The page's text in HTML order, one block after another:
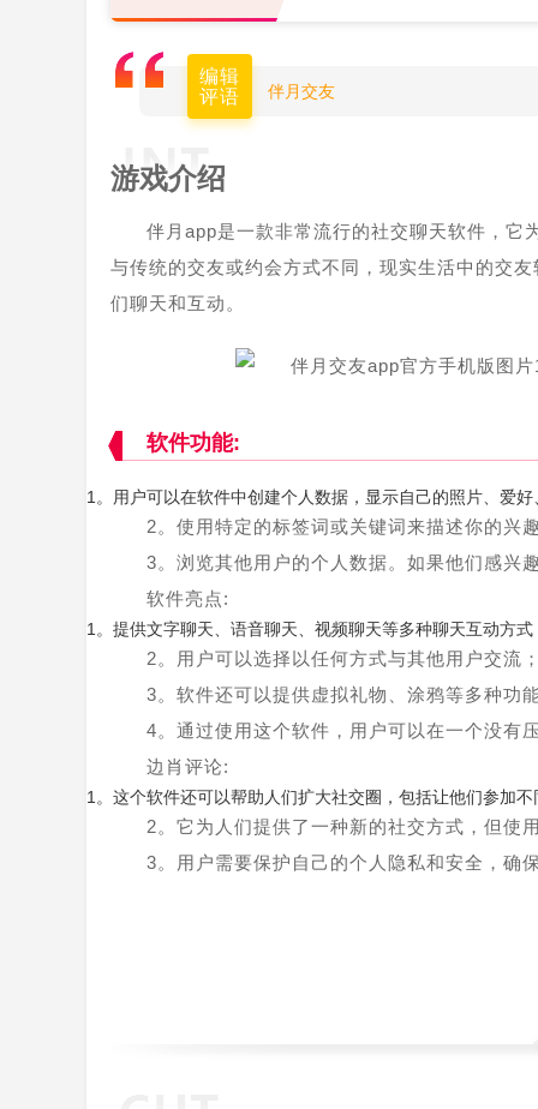
编辑
评语
伴月交友
游戏介绍
伴月app是一款非常流行的社交聊天软件，它
与传统的交友或约会方式不同，现实生活中的交
们聊天和互动。
软件功能:
1。用户可以在软件中创建个人数据，显示自己的照片、爱
2。使用特定的标签词或关键词来描述你的兴
3。浏览其他用户的个人数据。如果他们感兴
软件亮点:
1。提供文字聊天、语音聊天、视频聊天等多种聊天互动方式
2。用户可以选择以任何方式与其他用户交流
3。软件还可以提供虚拟礼物、涂鸦等多种功
4。通过使用这个软件，用户可以在一个没有
边肖评论:
1。这个软件还可以帮助人们扩大社交圈，包括让他们参加
2。它为人们提供了一种新的社交方式，但使
3。用户需要保护自己的个人隐私和安全，确